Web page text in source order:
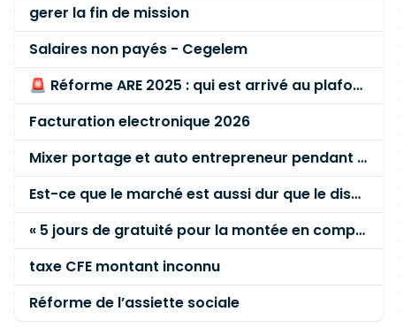
gerer la fin de mission
Salaires non payés - Cegelem
🚨 Réforme ARE 2025 : qui est arrivé au plafond des 60 % en gardant son entreprise ?
Facturation electronique 2026
Mixer portage et auto entrepreneur pendant des années - quel risque ?
Est-ce que le marché est aussi dur que le disent les commerciaux ?
« 5 jours de gratuité pour la montée en compétence »
taxe CFE montant inconnu
Réforme de l’assiette sociale